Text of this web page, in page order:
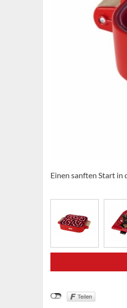
Einen sanften Start